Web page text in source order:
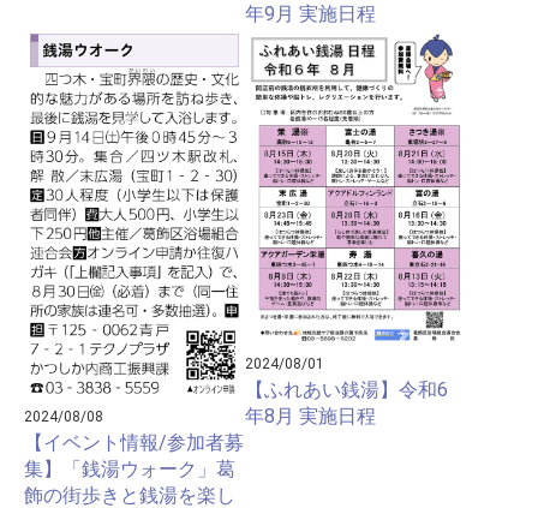
年9月 実施日程
2024/08/08
【イベント情報/参加者募
集】「銭湯ウォーク」葛
飾の街歩きと銭湯を楽し
2024/08/01
【ふれあい銭湯】令和6
年8月 実施日程